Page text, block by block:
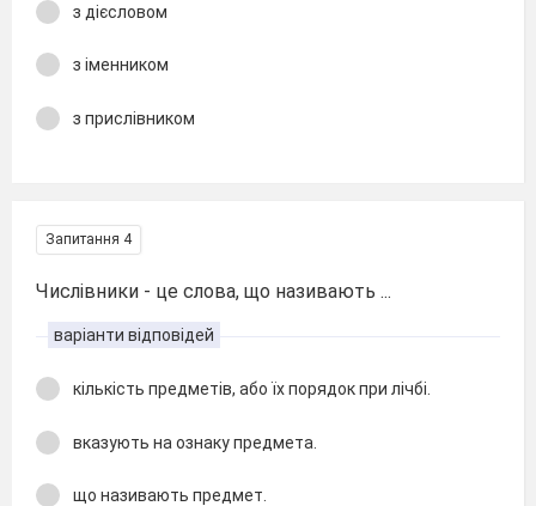
з дієсловом
з іменником
з прислівником
Запитання 4
Числівники - це слова, що називають ...
варіанти відповідей
кількість предметів, або їх порядок при лічбі.
вказують на ознаку предмета.
що називають предмет.